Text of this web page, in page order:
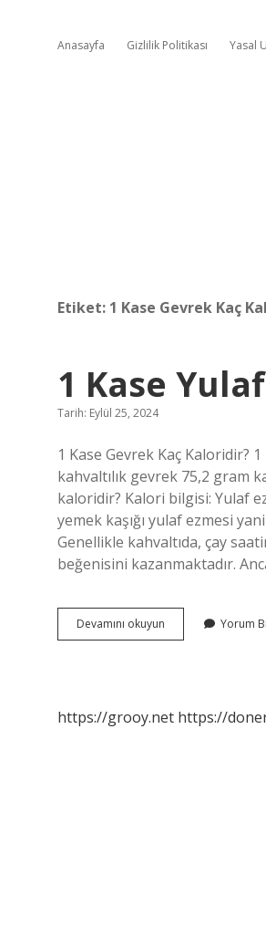
Anasayfa Gizlilik Politikası Yasal
Etiket: 1 Kase Gevrek Kaç
1 Kase
Tarih: Eylül 25, 2024
1 Kase Gevrek Kaç Kaloridir?
kahvaltılık gevrek 75,2 gram
kaloridir? Kalori bilgisi: Yulaf
yemek kaşığı yulaf ezmesi
Genellikle kahvaltıda, çay
beğenisini kazanmaktadır.
Devamını okuyun
Kase
Yorum
https://grooy.net https://